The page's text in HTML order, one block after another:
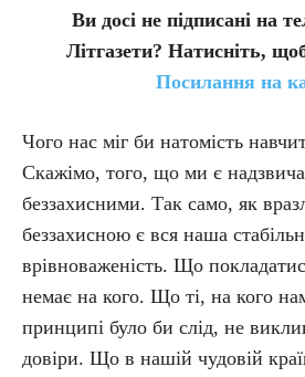
Ви досі не підписані на
Літгазети? Натисніть,
Посилання на
Чого нас міг би натомість
Скажімо, того, що ми є
беззахисними. Так само, як
беззахисною є вся наша
врівноваженість. Що
немає на кого. Що ті, на кого
принципі було би слід, не
довіри. Що в нашій чудовій